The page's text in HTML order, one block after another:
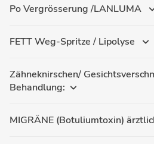
Po Vergrösserung /LANLUMA
FETT Weg-Spritze / Lipolyse
Zähneknirschen/
Behandlung:
MIGRÄNE (Botuliumtoxin)